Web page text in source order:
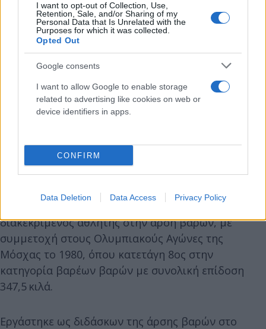
I want to opt-out of Collection, Use,
Retention, Sale, and/or Sharing of my
Personal Data that Is Unrelated with the
Purposes for which it was collected.
Opted Out
Google consents
I want to allow Google to enable storage
related to advertising like cookies on web or
device identifiers in apps.
CONFIRM
Data Deletion Data Access Privacy Policy
Ποιος ήταν ο Δημήτρης Ζαρζαβατσίδης
Γεννήθηκε στις 15 Ιανουαρίου 1956 στην περιοχή
Κάτω Τούμπα της Θεσσαλονίκης. Υπήρξε
διακεκριμένος αθλητής στην άρση βαρών, με
συμμετοχή στους Ολυμπιακούς Αγώνες της
Μόσχας το 1980, όπου κατετάγη 8ος στην
κατηγορία βαρέων βαρών με συνολική επίδοση
347,5 κιλά.
Εργάστηκε ως διδάσκων της άρσης βαρών στο